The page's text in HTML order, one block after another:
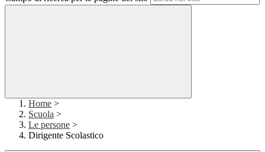
Home >
Scuola >
Le persone >
Dirigente Scolastico